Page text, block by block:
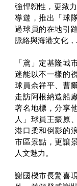
強悍韌性，更致
導遊，推出「球
過球員的在地引
脈絡與海港文化
「鳶」定基隆城
迷能以不一樣的
球員余祥平、曹
走訪阿根納造船
著名地標，分享
人」球員王振原
港口柔和倒影的
市區景點，更讓
人文魅力。
謝國樑市長驚喜